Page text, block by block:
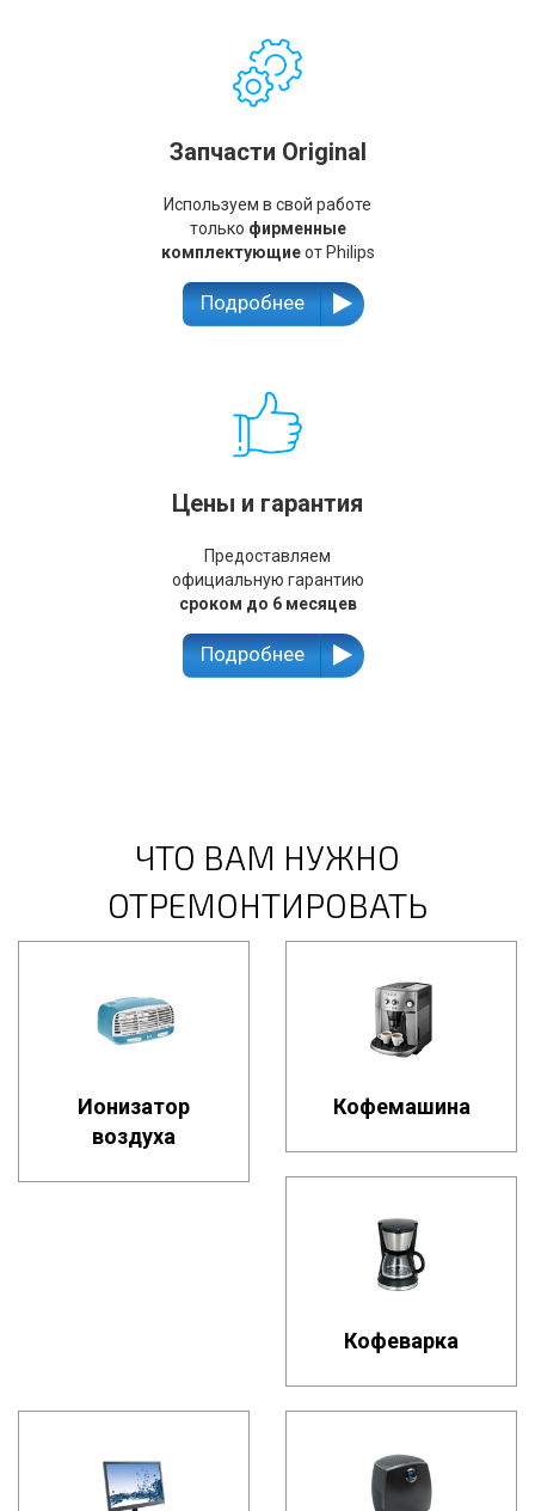
Запчасти Original
Используем в свой работе
только фирменные
комплектующиеот Philips
Подробнее
Цены и гарантия
Предоставляем
официальную гарантию
сроком до 6 месяцев
Подробнее
ЧТО ВАМ НУЖНО
ОТРЕМОНТИРОВАТЬ
Ионизатор
воздуха
Кофемашина
Кофеварка